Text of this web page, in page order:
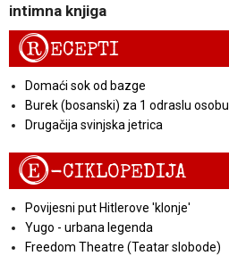
intimna knjiga
RECEPTI
Domaći sok od bazge
Burek (bosanski) za 1 odraslu osobu
Drugačija svinjska jetrica
E-CIKLOPEDIJA
Povijesni put Hitlerove 'klonje'
Yugo - urbana legenda
Freedom Theatre (Teatar slobode)